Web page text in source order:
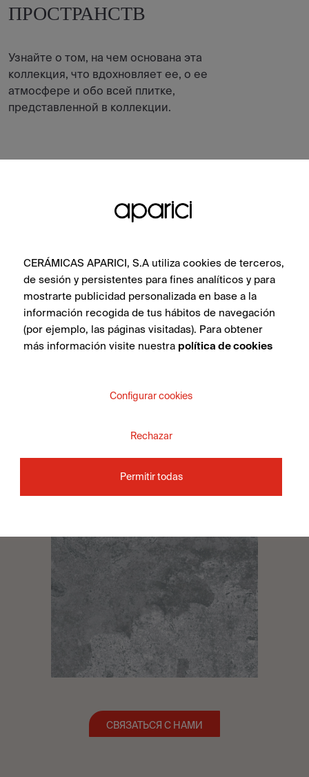
ПРОСТРАНСТВ
Узнайте о том, на чем основана эта
коллекция, что вдохновляет ее, о ее
атмосфере и обо всей плитке,
представленной в коллекции.
ХОТИТЕ
ПОБЕСЕДОВАТЬ С
Porcelánico. Мы проконсультируем Вас и поможем со
СВЯЗАТЬСЯ С НАМИ
CERÁMICAS APARICI, S.A utiliza cookies de terceros,
de sesión y persistentes para fines analíticos y para
mostrarte publicidad personalizada en base a la
información recogida de tus hábitos de navegación
(por ejemplo, las páginas visitadas). Para obtener
más información visite nuestra política de cookies
Configurar cookies
Rechazar
Permitir todas